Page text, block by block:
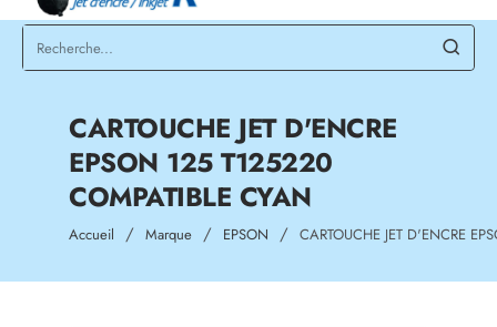
CARTOUCHE JET D'ENCRE
EPSON 125 T125220
COMPATIBLE CYAN
Accueil homeMarque EPSON CARTOUCHE JET D'ENCRE